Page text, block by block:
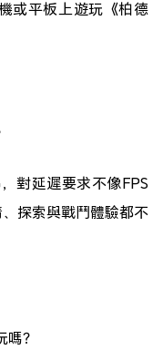
或平板上遊玩《柏德
對延遲要求不像FPS
探索與戰鬥體驗都不
？